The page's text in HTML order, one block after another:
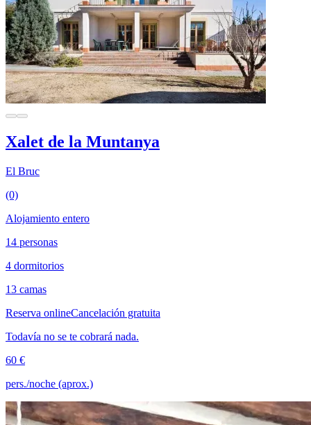
Xalet de la Muntanya
El Bruc
(0)
Alojamiento entero
14 personas
4 dormitorios
13 camas
Reserva onlineCancelación gratuita
Todavía no se te cobrará nada.
60 €
pers./noche (aprox.)